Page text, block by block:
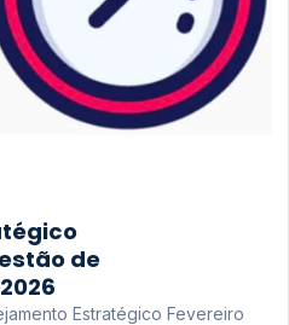
de
Estratégico Fevereiro